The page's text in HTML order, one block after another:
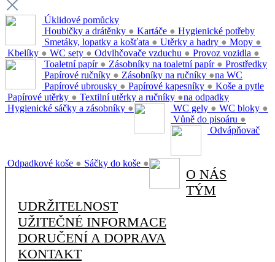
Úklidové pomůcky
Houbičky a drátěnky ● Kartáče ●
Smetáky, lopatky a košťata ● Utěrky a hadry ● Mopy ●
Kbelíky ● WC sety ● Odvlhčovače vzduchu ● Provoz vozidla ●
Hygienické potřeby
Toaletní papír ● Zásobníky na toaletní papír ●
Papírové ručníky ● Zásobníky na ručníky ●
Papírové ubrousky ● Papírové kapesníky ●
Papírové utěrky ● Textilní utěrky a ručníky ●
Hygienické sáčky a zásobníky ●
Prostředky
na WC
WC gely ● WC bloky ●
Vůně do pisoáru ●
Koše a pytle
na odpadky
Odpadkové koše ● Sáčky do koše ●
Odvápňovač
O NÁS
TÝM
UDRŽITELNOST
UŽITEČNÉ INFORMACE
DORUČENÍ A DOPRAVA
KONTAKT